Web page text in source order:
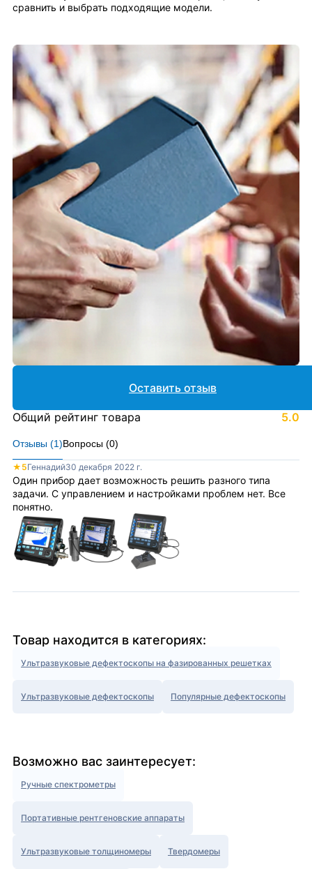
сравнить и выбрать подходящие модели.
Отзывы (1)Вопросы (0)
★ 5Геннадий30 декабря 2022 г.
Один прибор дает возможность решить разного типа
задачи. С управлением и настройками проблем нет. Все
понятно.
Оставить отзыв
Общий рейтинг товара 5.0
Товар находится в категориях:
Ультразвуковые дефектоскопы на фазированных решетках
Ультразвуковые дефектоскопы Популярные дефектоскопы
Возможно вас заинтересует:
Ручные спектрометры
Портативные рентгеновские аппараты
Ультразвуковые толщиномеры Твердомеры